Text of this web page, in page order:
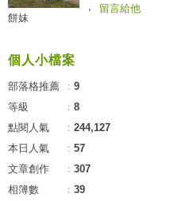
留言給他
餅妹
個人小檔案
部落格推薦 ： 9
等級
： 8
點閱人氣
： 244,127
本日人氣
： 57
文章創作
： 307
相簿數
： 39